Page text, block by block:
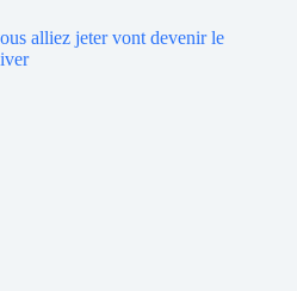
alliez jeter vont devenir le